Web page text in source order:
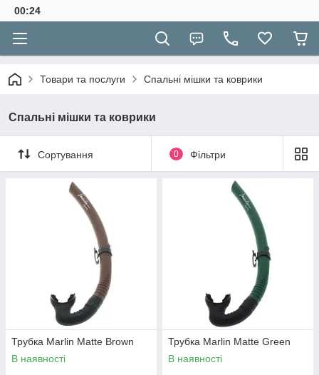
00:24
Товари та послуги Спальні мішки та коврики
Спальні мішки та коврики
Сортування 0 Фільтри
Трубка Marlin Matte Brown
В наявності
Трубка Marlin Matte Green
В наявності